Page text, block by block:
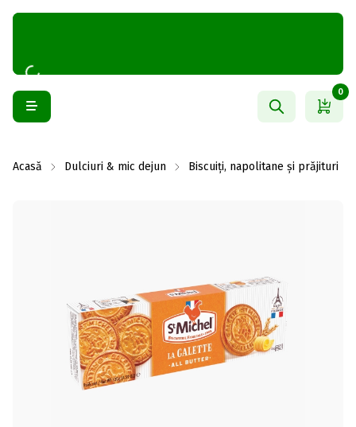
0
Acasă Dulciuri & mic dejun Biscuiți, napolitane și prăjituri